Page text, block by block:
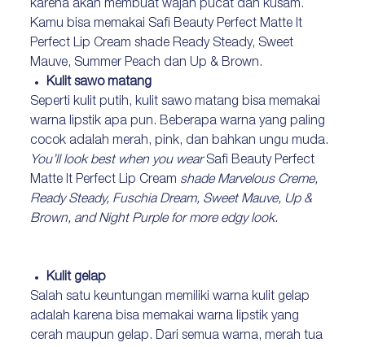
karena akan membuat wajah pucat dan kusam.
Kamu bisa memakai Safi Beauty Perfect Matte It
Perfect Lip Cream shade Ready Steady, Sweet
Mauve, Summer Peach dan Up & Brown.
Kulit sawo matang
Seperti kulit putih, kulit sawo matang bisa memakai
warna lipstik apa pun. Beberapa warna yang paling
cocok adalah merah, pink, dan bahkan ungu muda.
You’ll look best when you wearSafi Beauty Perfect
Matte It Perfect Lip Cream shade Marvelous Creme,
Ready Steady, Fuschia Dream, Sweet Mauve, Up &
Brown, and Night Purple for more edgy look.
Kulit gelap
Salah satu keuntungan memiliki warna kulit gelap
adalah karena bisa memakai warna lipstik yang
cerah maupun gelap. Dari semua warna, merah tua